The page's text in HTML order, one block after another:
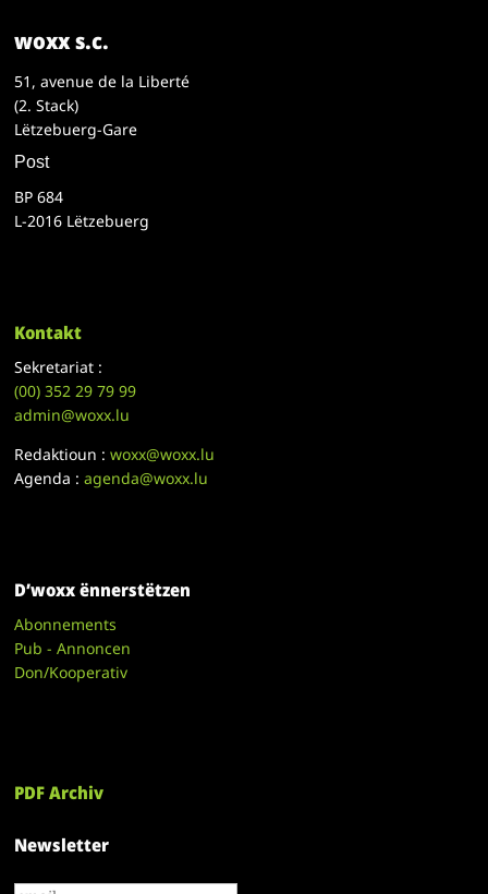
woxx s.c.
51, avenue de la Liberté
(2. Stack)
Lëtzebuerg-Gare
Post
BP 684
L-2016 Lëtzebuerg
Kontakt
Sekretariat :
(00)352 29 79 99
admin@woxx.lu
Redaktioun :woxx@woxx.lu
Agenda :agenda@woxx.lu
D’woxx ënnerstëtzen
Abonnements
Pub - Annoncen
Don/Kooperativ
PDF Archiv
Newsletter